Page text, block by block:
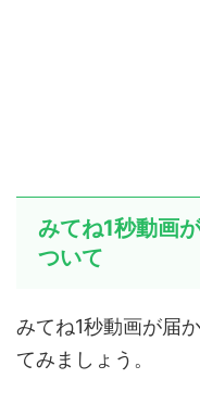
みてね1秒動画
ついて
みてね1秒動画が届
てみましょう。